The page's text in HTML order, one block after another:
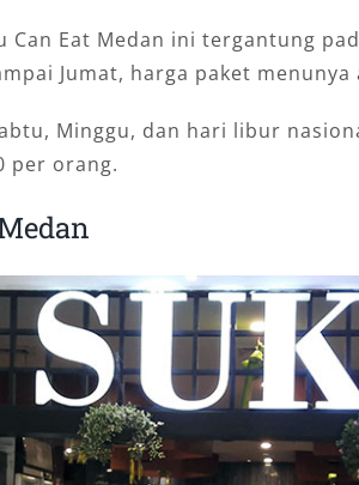
Can Eat Medan ini tergantung
Jumat, harga paket
Minggu, dan hari libur
per orang.